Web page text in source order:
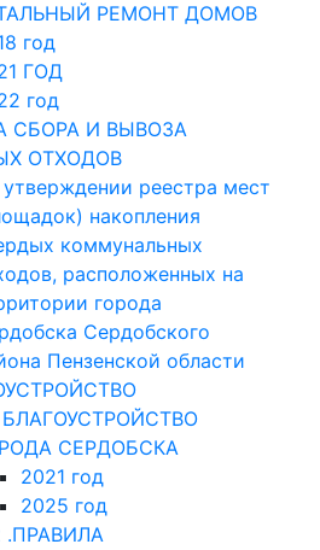
РЕМОНТ ДОМОВ
год
ГОД
год
СБОРА И ВЫВОЗА
ОТХОДОВ
реестра мест
накопления
коммунальных
расположенных на
города
Сердобского
Пензенской области
БЛАГОУСТРОЙСТВО
СЕРДОБСКА
2021 год
2025 год
.ПРАВИЛА